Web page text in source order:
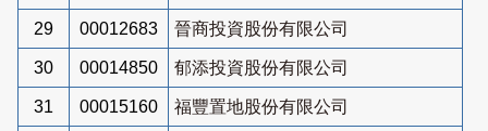
29 00012683 晉商投資股份有限公司
30 00014850 郁添投資股份有限公司
31 00015160 福豐置地股份有限公司